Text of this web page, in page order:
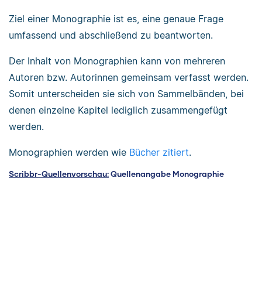
Ziel einer Monographie ist es, eine genaue Frage
umfassend und abschließend zu beantworten.
Der Inhalt von Monographien kann von mehreren
Autoren bzw. Autorinnen gemeinsam verfasst werden.
Somit unterscheiden sie sich von Sammelbänden, bei
denen einzelne Kapitel lediglich zusammengefügt
werden.
Monographien werden wie Bücher zitiert.
Scribbr-Quellenvorschau:Quellenangabe Monographie